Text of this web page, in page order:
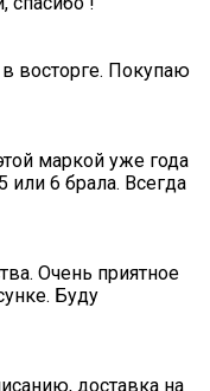
восторге. Покупаю
маркой уже года
6 брала. Всегда
Очень приятное
Буду
доставка на